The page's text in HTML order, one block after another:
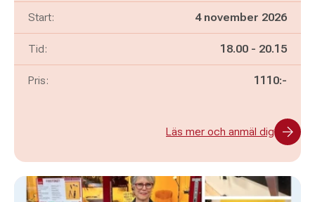
Start: 4 november 2026
Tid: Pågår mellan
18.00 - och
20.15
Pris: 1110:-
Läs mer och anmäl dig